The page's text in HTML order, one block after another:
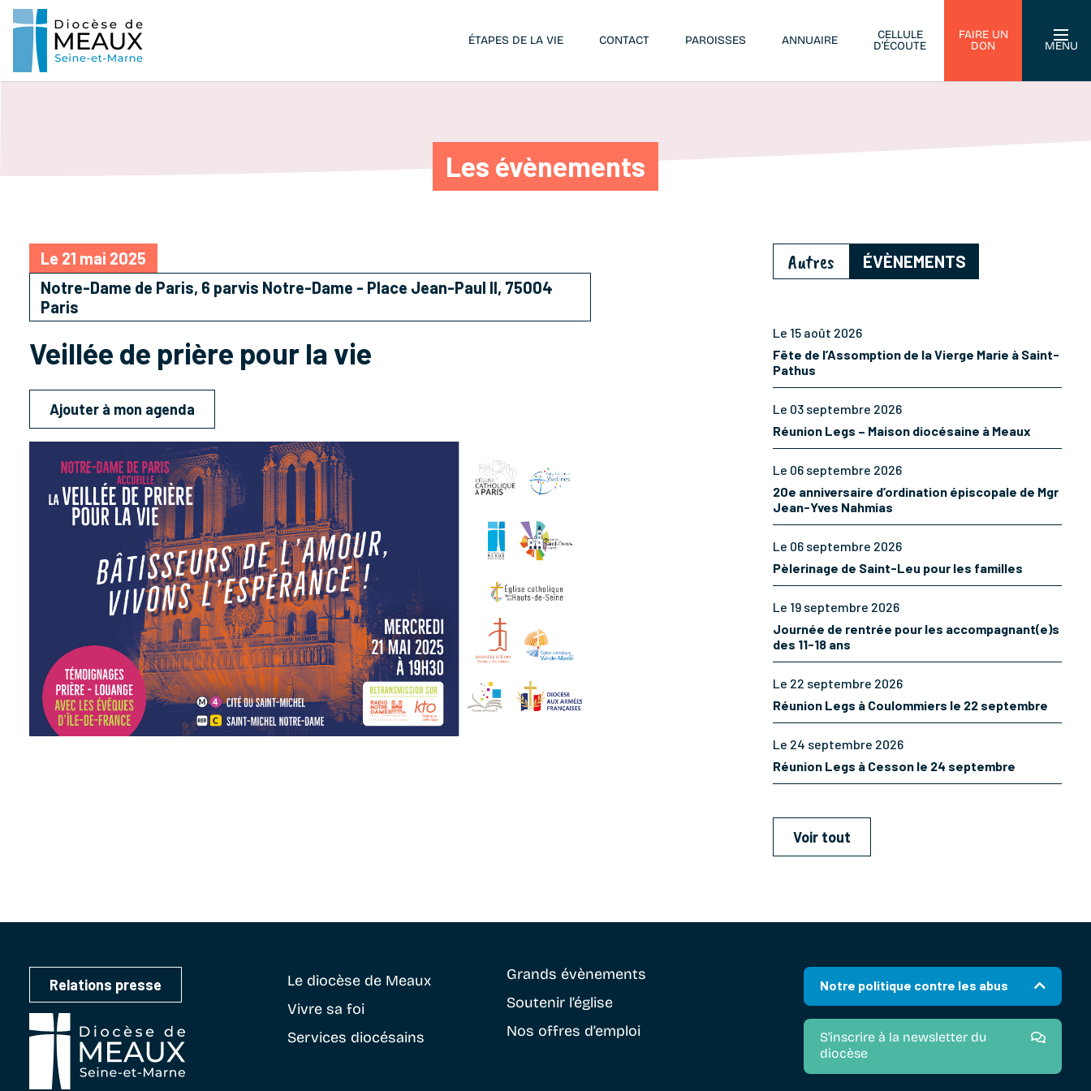
ÉTAPES DE LA VIE CONTACT PAROISSES ANNUAIRE
CELLULE
D’ÉCOUTE
FAIRE UN
DON
MENU
Les évènements
Le 21 mai 2025
Notre-Dame de Paris, 6 parvis Notre-Dame - Place Jean-Paul II, 75004
Paris
Veillée de prière pour la vie
Ajouter à mon agenda
Autres ÉVÈNEMENTS
Le 15 août 2026
Fête de l’Assomption de la Vierge Marie à Saint-
Pathus
Le 03 septembre 2026
Réunion Legs – Maison diocésaine à Meaux
Le 06 septembre 2026
20e anniversaire d’ordination épiscopale de Mgr
Jean-Yves Nahmias
Le 06 septembre 2026
Pèlerinage de Saint-Leu pour les familles
Le 19 septembre 2026
Journée de rentrée pour les accompagnant(e)s
des 11-18 ans
Le 22 septembre 2026
Réunion Legs à Coulommiers le 22 septembre
Le 24 septembre 2026
Réunion Legs à Cesson le 24 septembre
Voir tout
Relations presse Le diocèse de Meaux
Vivre sa foi
Services diocésains
Grands évènements
Soutenir l’église
Nos offres d’emploi
Notre politique contre les abus
S'inscrire à la newsletter du
diocèse